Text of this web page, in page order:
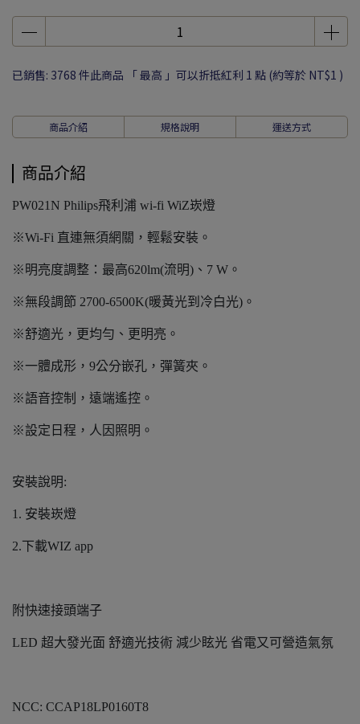
已銷售: 3768 件此商品 「 最高 」可以折抵紅利 1 點 (約等於 NT$1 )
商品介紹 規格說明 運送方式
商品介紹
PW021N Philips飛利浦 wi-fi WiZ崁燈
※Wi-Fi 直連無須網關，輕鬆安裝。
※明亮度調整：最高620lm(流明)、7 W。
※無段調節 2700-6500K(暖黃光到冷白光)。
※舒適光，更均勻、更明亮。
※一體成形，9公分嵌孔，彈簧夾。
※語音控制，遠端遙控。
※設定日程，人因照明。
安裝說明:
1. 安裝崁燈
2.下載WIZ app
附快速接頭端子
LED 超大發光面 舒適光技術 減少眩光 省電又可營造氣氛
NCC: CCAP18LP0160T8